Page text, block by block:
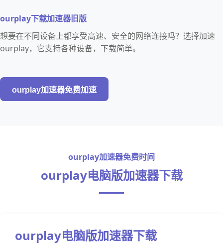
ourplay下载加速器旧版
想要在不同设备上都享受高速、安全的网络连接吗？选择加速
ourplay，它支持各种设备，下载简单。
ourplay加速器免费加速
ourplay加速器免费时间
ourplay电脑版加速器下载
ourplay电脑版加速器下载